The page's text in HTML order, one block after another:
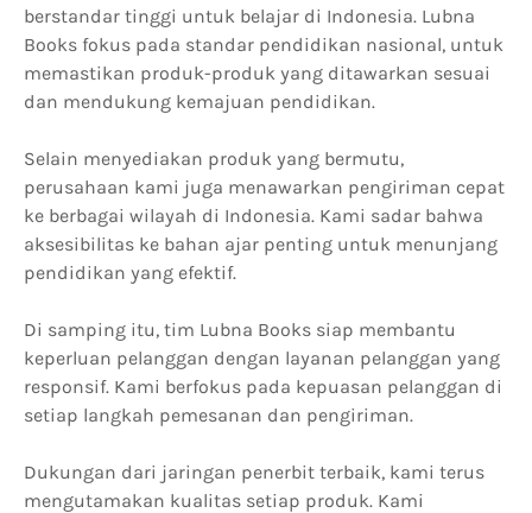
berstandar tinggi untuk belajar di Indonesia. Lubna
Books fokus pada standar pendidikan nasional, untuk
memastikan produk-produk yang ditawarkan sesuai
dan mendukung kemajuan pendidikan.
Selain menyediakan produk yang bermutu,
perusahaan kami juga menawarkan pengiriman cepat
ke berbagai wilayah di Indonesia. Kami sadar bahwa
aksesibilitas ke bahan ajar penting untuk menunjang
pendidikan yang efektif.
Di samping itu, tim Lubna Books siap membantu
keperluan pelanggan dengan layanan pelanggan yang
responsif. Kami berfokus pada kepuasan pelanggan di
setiap langkah pemesanan dan pengiriman.
Dukungan dari jaringan penerbit terbaik, kami terus
mengutamakan kualitas setiap produk. Kami